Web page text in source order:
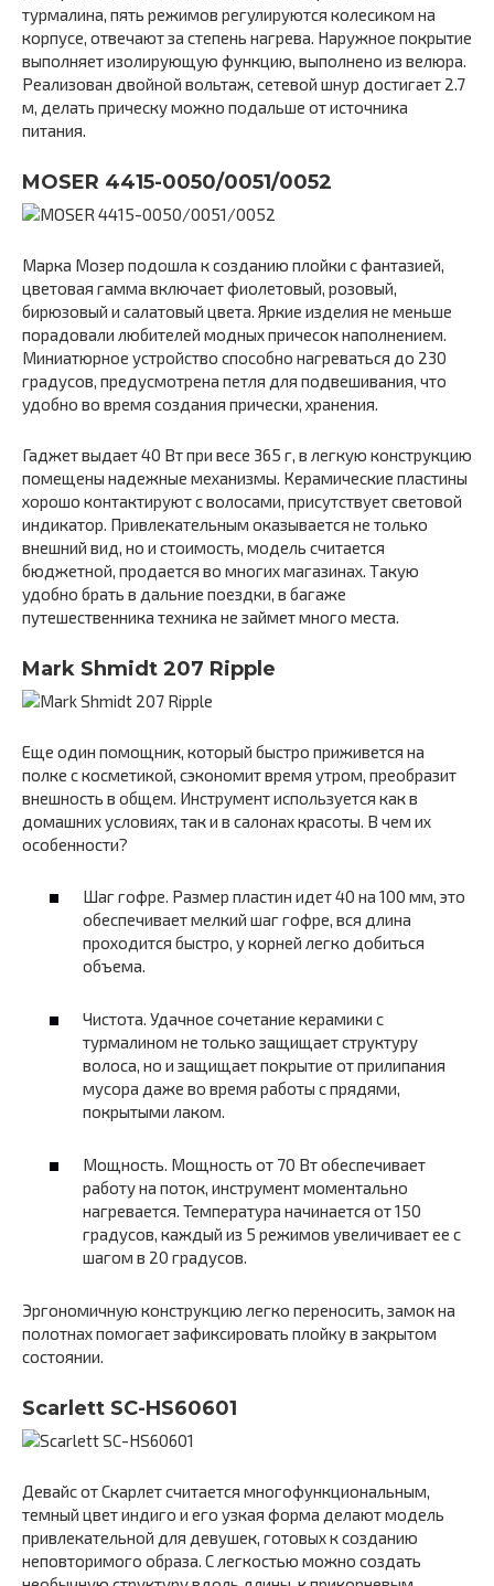
турмалина, пять режимов регулируются колесиком на
корпусе, отвечают за степень нагрева. Наружное покрытие
выполняет изолирующую функцию, выполнено из велюра.
Реализован двойной вольтаж, сетевой шнур достигает 2.7
м, делать прическу можно подальше от источника
питания.
MOSER 4415-0050/0051/0052
Марка Мозер подошла к созданию плойки с фантазией,
цветовая гамма включает фиолетовый, розовый,
бирюзовый и салатовый цвета. Яркие изделия не меньше
порадовали любителей модных причесок наполнением.
Миниатюрное устройство способно нагреваться до 230
градусов, предусмотрена петля для подвешивания, что
удобно во время создания прически, хранения.
Гаджет выдает 40 Вт при весе 365 г, в легкую конструкцию
помещены надежные механизмы. Керамические пластины
хорошо контактируют с волосами, присутствует световой
индикатор. Привлекательным оказывается не только
внешний вид, но и стоимость, модель считается
бюджетной, продается во многих магазинах. Такую
удобно брать в дальние поездки, в багаже
путешественника техника не займет много места.
Mark Shmidt 207 Ripple
Еще один помощник, который быстро приживется на
полке с косметикой, сэкономит время утром, преобразит
внешность в общем. Инструмент используется как в
домашних условиях, так и в салонах красоты. В чем их
особенности?
Шаг гофре. Размер пластин идет 40 на 100 мм, это
обеспечивает мелкий шаг гофре, вся длина
проходится быстро, у корней легко добиться
объема.
Чистота. Удачное сочетание керамики с
турмалином не только защищает структуру
волоса, но и защищает покрытие от прилипания
мусора даже во время работы с прядями,
покрытыми лаком.
Мощность. Мощность от 70 Вт обеспечивает
работу на поток, инструмент моментально
нагревается. Температура начинается от 150
градусов, каждый из 5 режимов увеличивает ее с
шагом в 20 градусов.
Эргономичную конструкцию легко переносить, замок на
полотнах помогает зафиксировать плойку в закрытом
состоянии.
Scarlett SC-HS60601
Девайс от Скарлет считается многофункциональным,
темный цвет индиго и его узкая форма делают модель
привлекательной для девушек, готовых к созданию
неповторимого образа. С легкостью можно создать